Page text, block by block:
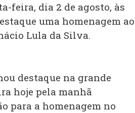
feira, dia 2 de agosto, às
uma homenagem ao
Lula da Silva.
destaque na grande
hoje pela manhã
para a homenagem no